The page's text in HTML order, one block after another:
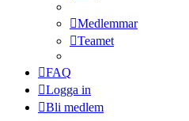
Medlemmar
Teamet
FAQ
Logga in
Bli medlem